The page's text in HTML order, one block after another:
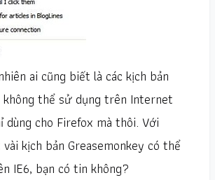
ai cũng biết là các kịch bản
không thể sử dụng trên Internet
dùng cho Firefox mà thôi. Với
kịch bản Greasemonkey có thể
IE6, bạn có tin không?